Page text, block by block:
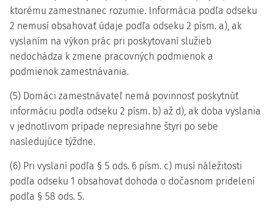
ktorému zamestnanec rozumie. Informácia podľa odseku
2 nemusí obsahovať údaje podľa odseku 2 písm. a), ak
vyslaním na výkon prác pri poskytovaní služieb
nedochádza k zmene pracovných podmienok a
podmienok zamestnávania.
(5) Domáci zamestnávateľ nemá povinnosť poskytnúť
informáciu podľa odseku 2 písm. b) až d), ak doba vyslania
v jednotlivom prípade nepresiahne štyri po sebe
nasledujúce týždne.
(6) Pri vyslaní podľa § 5 ods. 6 písm. c) musí náležitosti
podľa odseku 1 obsahovať dohoda o dočasnom pridelení
podľa § 58 ods. 5.